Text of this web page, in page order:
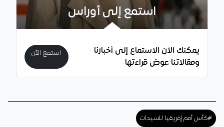
استمع إلى أوراس
يمكنك الآن الاستماع إلى أخبارنا
ومقالاتنا عوض قراءتها
استمع الآن
#كأس أمم إفريقيا للسيدات